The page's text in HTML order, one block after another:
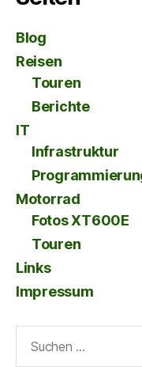
Blog
Reisen
Touren
Berichte
IT
Infrastruktur
Motorrad
Fotos XT600E
Touren
Links
Impressum
nach: